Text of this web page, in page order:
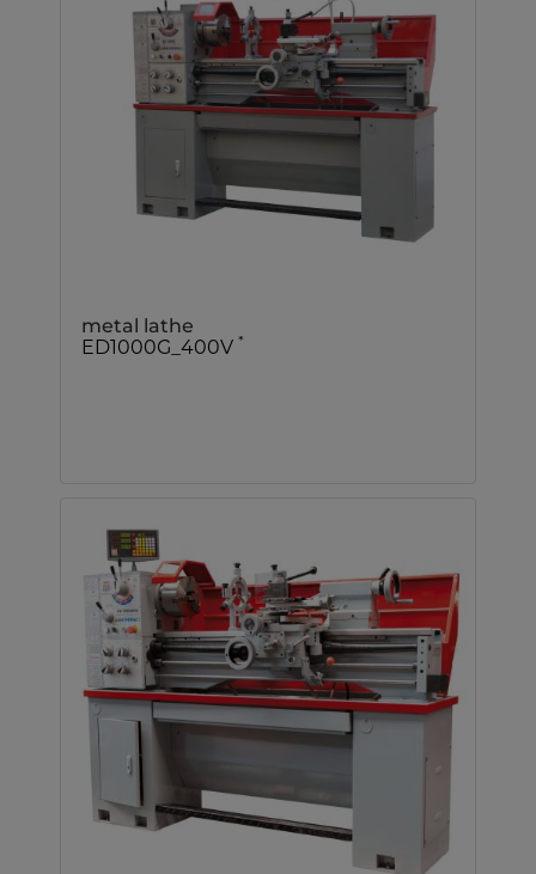
metal lathe
ED1000G_400V *